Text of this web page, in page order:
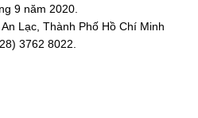
9 năm 2020.
Lạc, Thành Phố Hồ Chí Minh
3762 8022.